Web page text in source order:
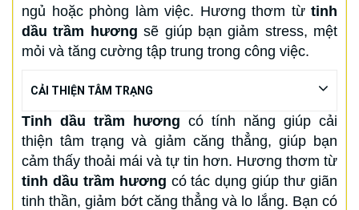
ngủ hoặc phòng làm việc. Hương thơm từtinh
dầu trầm hương sẽ giúp bạn giảm stress, mệt
mỏi và tăng cường tập trung trong công việc.
CẢI THIỆN TÂM TRẠNG
Tinh dầu trầm hương có tính năng giúp cải
thiện tâm trạng và giảm căng thẳng, giúp bạn
cảm thấy thoải mái và tự tin hơn. Hương thơm từ
tinh dầu trầm hương có tác dụng giúp thư giãn
tinh thần, giảm bớt căng thẳng và lo lắng. Bạn có